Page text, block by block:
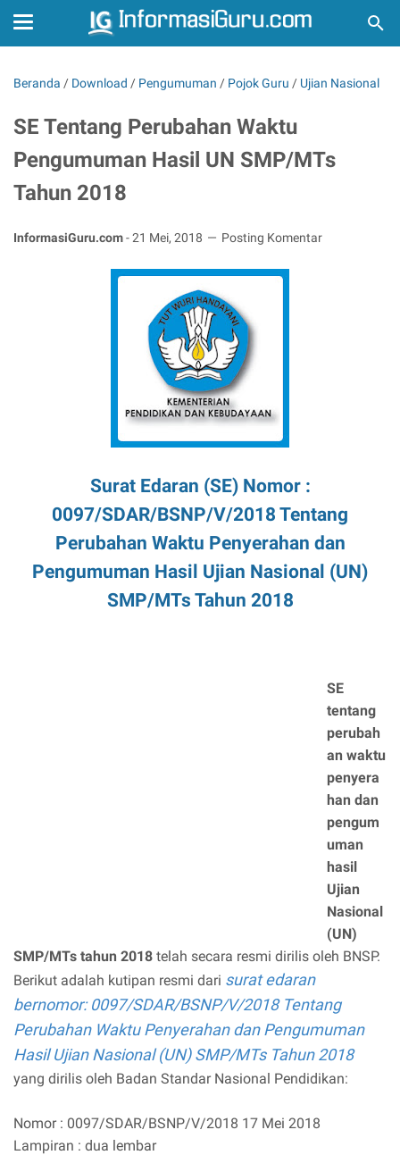
Beranda / Download / Pengumuman / Pojok Guru / Ujian Nasional
SE Tentang Perubahan Waktu
Pengumuman Hasil UN SMP/MTs
Tahun 2018
InformasiGuru.com-21 Mei, 2018 Posting Komentar
Surat Edaran (SE) Nomor :
0097/SDAR/BSNP/V/2018 Tentang
Perubahan Waktu Penyerahan dan
Pengumuman Hasil Ujian Nasional (UN)
SMP/MTs Tahun 2018
SE
tentang
perubah
an waktu
penyera
han dan
pengum
uman
hasil
Ujian
Nasional
(UN)
SMP/MTs tahun 2018 telah secara resmi dirilis oleh BNSP.
Berikut adalah kutipan resmi dari surat edaran
bernomor: 0097/SDAR/BSNP/V/2018 Tentang
Perubahan Waktu Penyerahan dan Pengumuman
Hasil Ujian Nasional (UN) SMP/MTs Tahun 2018
yang dirilis oleh Badan Standar Nasional Pendidikan:
Nomor : 0097/SDAR/BSNP/V/2018 17 Mei 2018
Lampiran : dua lembar